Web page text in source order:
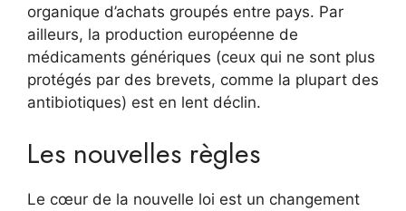
organique d’achats groupés entre pays. Par
ailleurs, la production européenne de
médicaments génériques (ceux qui ne sont plus
protégés par des brevets, comme la plupart des
antibiotiques) est en lent déclin.
Les nouvelles règles
Le cœur de la nouvelle loi est un changement